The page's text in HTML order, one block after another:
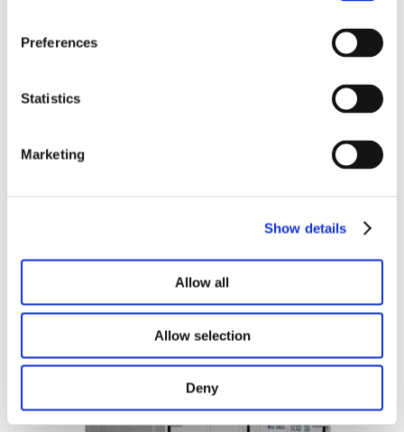
Preferences
Statistics
Marketing
Show details
Allow all
Allow selection
Deny
10 ft (État neuf)
3.050,00
Ajouter au
Produits similaires